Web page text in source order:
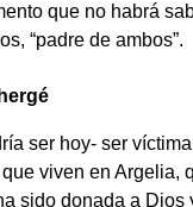
que no habrá
“padre de ambos”.
ser hoy- ser
viven en Argelia,
sido donada a Dios